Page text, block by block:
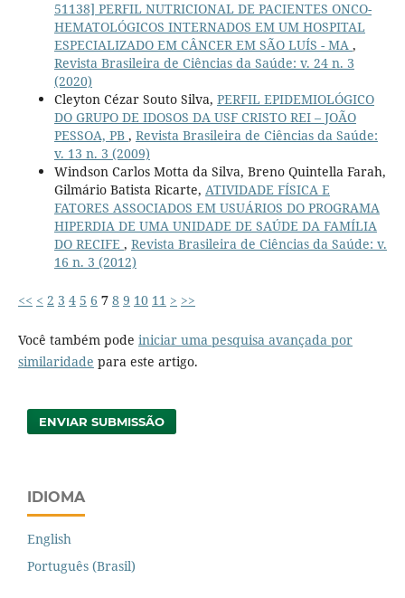
51138] PERFIL NUTRICIONAL DE PACIENTES ONCO-
HEMATOLÓGICOS INTERNADOS EM UM HOSPITAL
ESPECIALIZADO EM CÂNCER EM SÃO LUÍS - MA ,
Revista Brasileira de Ciências da Saúde: v. 24 n. 3
(2020)
Cleyton Cézar Souto Silva, PERFIL EPIDEMIOLÓGICO
DO GRUPO DE IDOSOS DA USF CRISTO REI – JOÃO
PESSOA, PB , Revista Brasileira de Ciências da Saúde:
v. 13 n. 3 (2009)
Windson Carlos Motta da Silva, Breno Quintella Farah,
Gilmário Batista Ricarte, ATIVIDADE FÍSICA E
FATORES ASSOCIADOS EM USUÁRIOS DO PROGRAMA
HIPERDIA DE UMA UNIDADE DE SAÚDE DA FAMÍLIA
DO RECIFE , Revista Brasileira de Ciências da Saúde: v.
16 n. 3 (2012)
<< < 2 3 4 5 6 7 8 9 10 11 > >>
Você também pode iniciar uma pesquisa avançada por
similaridade para este artigo.
ENVIAR SUBMISSÃO
IDIOMA
English
Português (Brasil)